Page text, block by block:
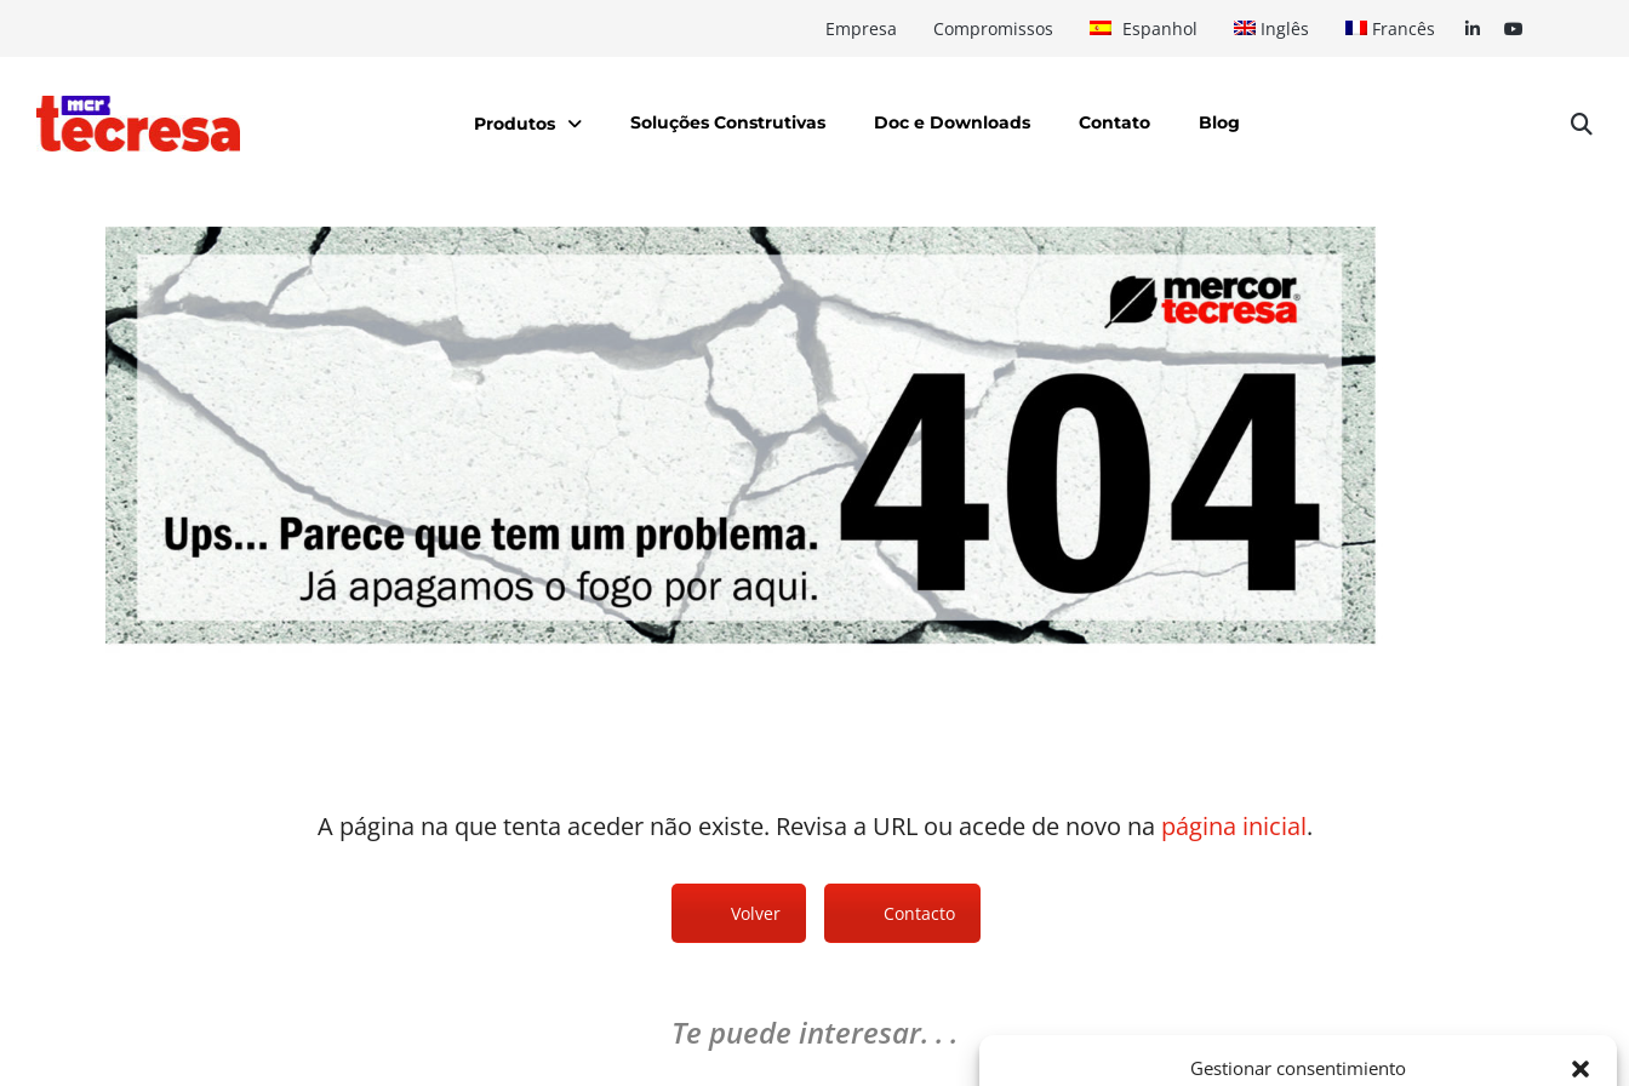
Gestionar consentimiento
Empresa Compromissos Espanhol Inglês Francês
Produtos Soluções Construtivas Doc e Downloads Contato Blog
A página na que tenta aceder não existe. Revisa a URL ou acede de novo na página inicial.
Volver Contacto
Te puede interesar. . .